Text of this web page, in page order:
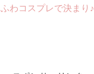
ふわコスプレで決まり♪